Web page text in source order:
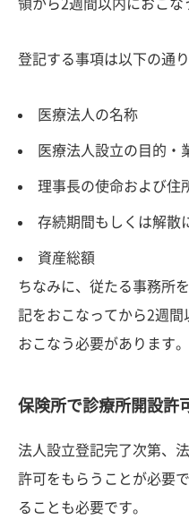
領から2週間以内におこな
登記する事項は以下の通り
医療法人の名称
医療法人設立の目的・
理事長の使命および住
存続期間もしくは解散
資産総額
ちなみに、従たる事務所
記をおこなってから2週間
おこなう必要があります。
保険所で診療所開設許
法人設立登記完了次第、
許可をもらうことが必要
ることも必要です。